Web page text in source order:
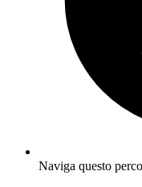
Naviga questo